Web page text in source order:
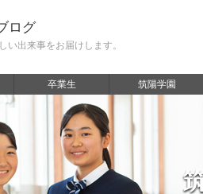
ログ
い出来事をお届けします。
卒業生 筑陽学園